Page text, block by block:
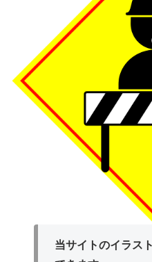
当サイトのイラス